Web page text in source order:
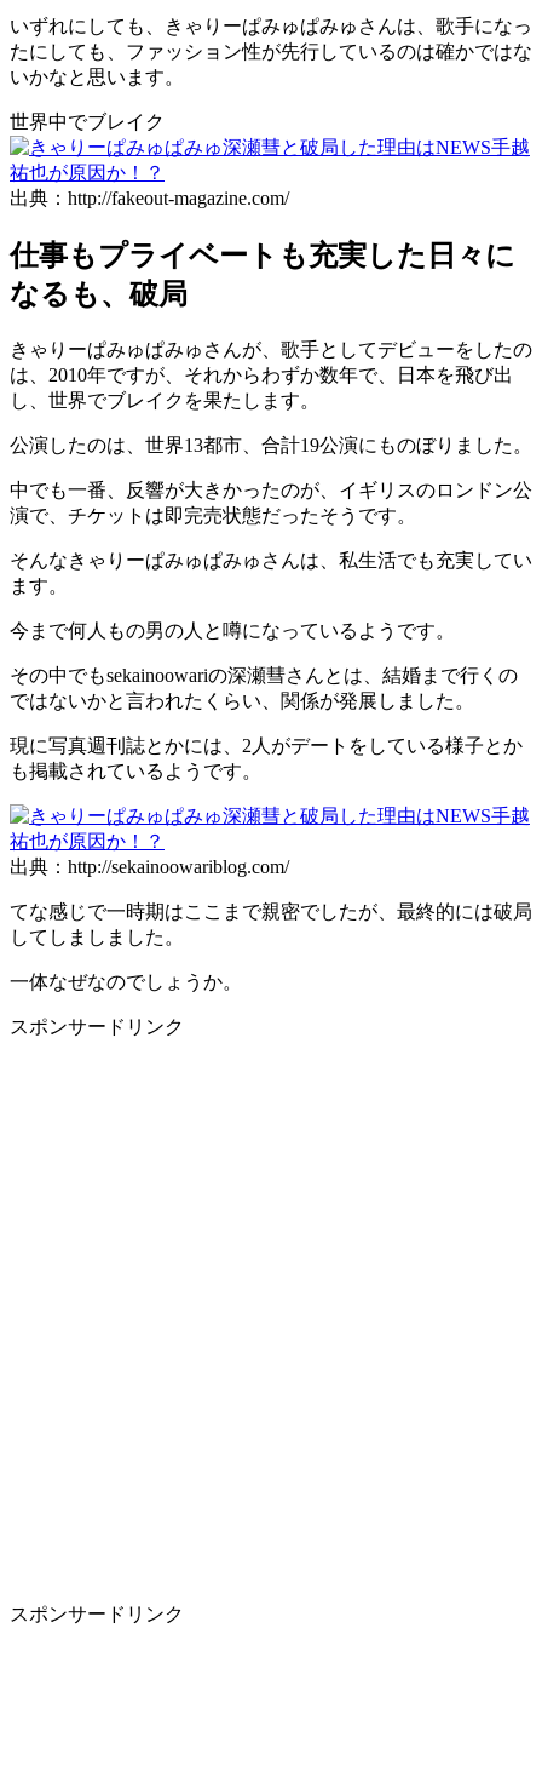
いずれにしても、きゃりーぱみゅぱみゅさんは、歌手になっ
たにしても、ファッション性が先行しているのは確かではな
いかなと思います。
世界中でブレイク
出典：http://fakeout-magazine.com/
仕事もプライベートも充実した日々に
なるも、破局
きゃりーぱみゅぱみゅさんが、歌手としてデビューをしたの
は、2010年ですが、それからわずか数年で、日本を飛び出
し、世界でブレイクを果たします。
公演したのは、世界13都市、合計19公演にものぼりました。
中でも一番、反響が大きかったのが、イギリスのロンドン公
演で、チケットは即完売状態だったそうです。
そんなきゃりーぱみゅぱみゅさんは、私生活でも充実してい
ます。
今まで何人もの男の人と噂になっているようです。
その中でもsekainoowariの深瀬彗さんとは、結婚まで行くの
ではないかと言われたくらい、関係が発展しました。
現に写真週刊誌とかには、2人がデートをしている様子とか
も掲載されているようです。
出典：http://sekainoowariblog.com/
てな感じで一時期はここまで親密でしたが、最終的には破局
してしましました。
一体なぜなのでしょうか。
スポンサードリンク
スポンサードリンク